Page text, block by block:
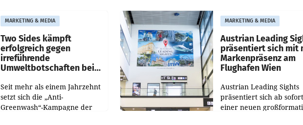
partners zum Consultant auf.
Die 27-jährige Beraterin
betreut Kundinnen und
Kunden in den Bereichen
zurück. In der neuen
„Auri und Du“ bei ORF
steht
MARKETING & MEDIA
Two Sides kämpft
erfolgreich gegen
irreführende
Umweltbotschaften beim
Seit mehr als einem Jahrzehnt
setzt sich die „Anti-
Greenwash“-Kampagne der
MARKETING & MEDIA
Austrian Leading
präsentiert sich mit
Markenpräsenz am
Flughafen Wien
Austrian Leading Sights
präsentiert sich ab
einer neuen